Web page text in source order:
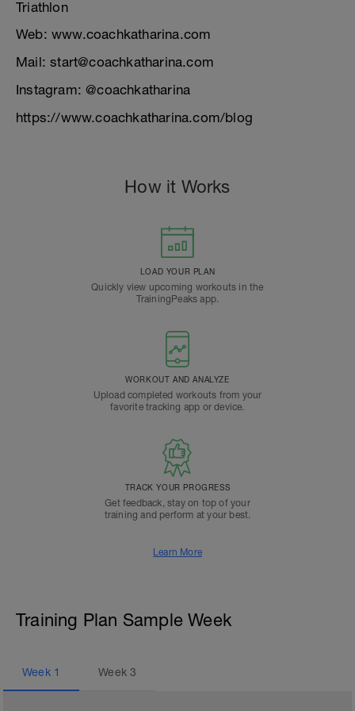
Triathlon
Web: www.coachkatharina.com
Mail: start@coachkatharina.com
Instagram: @coachkatharina
https://www.coachkatharina.com/blog
How it Works
LOAD YOUR PLAN
Quickly view upcoming workouts in the
TrainingPeaks app.
WORKOUT AND ANALYZE
Upload completed workouts from your
favorite tracking app or device.
TRACK YOUR PROGRESS
Get feedback, stay on top of your
training and perform at your best.
Learn More
Training Plan Sample Week
Week 1 Week3